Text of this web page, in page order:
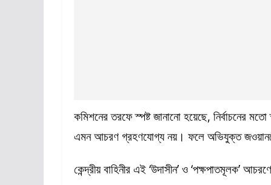
কমিশনের তরফে স্পষ্ট জানানো হয়েছে, নির্বাচনের
এমন আচরণ গ্রহণযোগ্য নয়। ফলে অভিযুক্ত জওয়ানদের
কেন্দ্রীয় বাহিনীর এই ‘উদাসীন’ ও ‘পক্ষপাতমূলক’